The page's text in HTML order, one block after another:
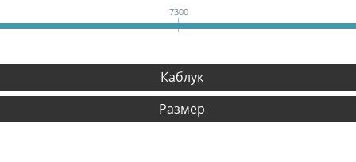
7300
Каблук
Размер